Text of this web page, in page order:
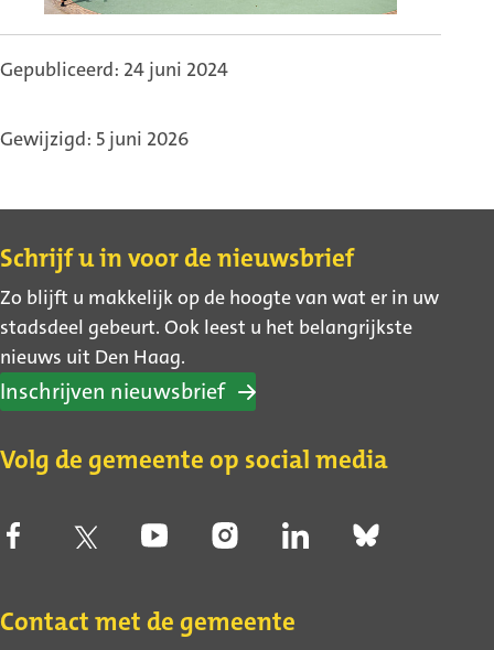
Gepubliceerd: 24 juni 2024
Gewijzigd: 5 juni 2026
Contact
Schrijf u in voor de nieuwsbrief
Zo blijft u makkelijk op de hoogte van wat er in uw
stadsdeel gebeurt. Ook leest u het belangrijkste
nieuws uit Den Haag.
Inschrijven nieuwsbrief
Volg de gemeente op social media
Contact met de gemeente